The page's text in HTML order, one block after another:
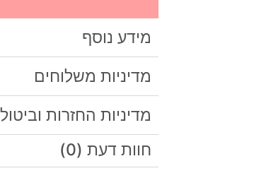
מידע נוסף
מדיניות משלוחים
מדיניות החזרות
חוות דעת (0)